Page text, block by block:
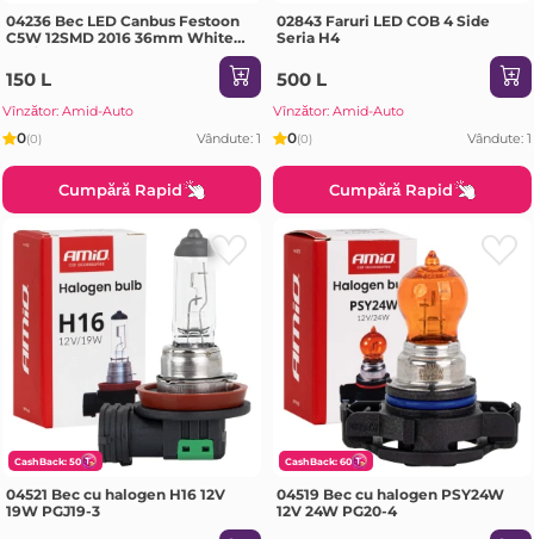
04236 Bec LED Canbus Festoon
C5W 12SMD 2016 36mm White
150 L
Vînzător: Amid-Auto
0(0) Vândute: 1
Cumpără Rapid
02843 Faruri LED COB 4 Side
Seria H4
500 L
Vînzător: Amid-Auto
0(0) Vândute: 1
Cumpără Rapid
CashBack: 50
04521 Bec cu halogen H16 12V
19W PGJ19-3
CashBack: 60
04519 Bec cu halogen PSY24W
12V 24W PG20-4